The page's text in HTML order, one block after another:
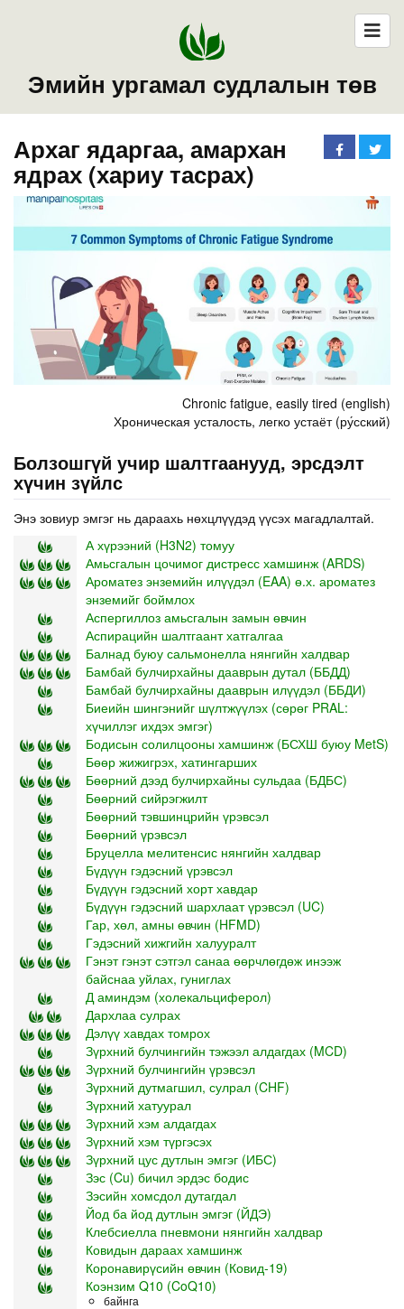
Эмийн ургамал судлалын төв
Архаг ядаргаа, амархан
ядрах (хариу тасрах)
Chronic fatigue, easily tired (english)
Хроническая усталость, легко устаёт (ру́сский)
Болзошгүй учир шалтгаанууд, эрсдэлт
хүчин зүйлс
Энэ зовиур эмгэг нь дараахь нөхцлүүдэд үүсэх магадлалтай.
А хүрээний (H3N2) томуу
Амьсгалын цочимог дистресс хамшинж (ARDS)
Ароматез энземийн илүүдэл (EAA) ө.х. ароматез
энземийг боймлох
Аспергиллоз амьсгалын замын өвчин
Аспирацийн шалтгаант хатгалгаа
Балнад буюу сальмонелла нянгийн халдвар
Бамбай булчирхайны дааврын дутал (ББДД)
Бамбай булчирхайны дааврын илүүдэл (ББДИ)
Биеийн шингэнийг шүлтжүүлэх (сөрөг PRAL:
хүчиллэг ихдэх эмгэг)
Бодисын солилцооны хамшинж (БСХШ буюу MetS)
Бөөр жижигрэх, хатингарших
Бөөрний дээд булчирхайны сульдаа (БДБС)
Бөөрний сийрэгжилт
Бөөрний тэвшинцрийн үрэвсэл
Бөөрний үрэвсэл
Бруцелла мелитенсис нянгийн халдвар
Бүдүүн гэдэсний үрэвсэл
Бүдүүн гэдэсний хорт хавдар
Бүдүүн гэдэсний шархлаат үрэвсэл (UC)
Гар, хөл, амны өвчин (HFMD)
Гэдэсний хижгийн халууралт
Гэнэт гэнэт сэтгэл санаа өөрчлөгдөж инээж
байснаа уйлах, гуниглах
Д аминдэм (холекальциферол)
Дархлаа сулрах
Дэлүү хавдах томрох
Зүрхний булчингийн тэжээл алдагдах (MCD)
Зүрхний булчингийн үрэвсэл
Зүрхний дутмагшил, сулрал (CHF)
Зүрхний хатуурал
Зүрхний хэм алдагдах
Зүрхний хэм түргэсэх
Зүрхний цус дутлын эмгэг (ИБС)
Зэс (Cu) бичил эрдэс бодис
Зэсийн хомсдол дутагдал
Йод ба йод дутлын эмгэг (ЙДЭ)
Клебсиелла пневмони нянгийн халдвар
Ковидын дараах хамшинж
Коронавирүсийн өвчин (Ковид-19)
Коэнзим Q10 (CoQ10)
байнга